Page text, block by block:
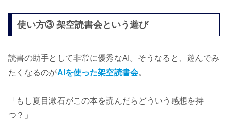
使い方③ 架空読書会という遊び
読書の助手として非常に優秀なAI。そうなると、遊んでみ
たくなるのがAIを使った架空読書会。
「もし夏目漱石がこの本を読んだらどういう感想を持
つ？」